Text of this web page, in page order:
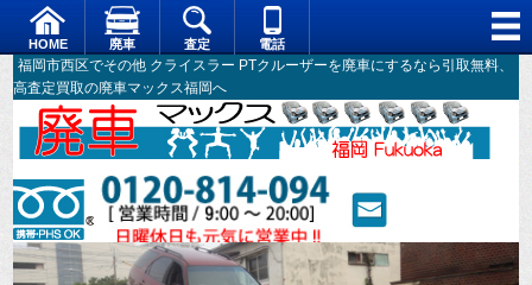
福岡市西区でその他 クライスラー PTクルーザーを廃車にするなら引取無料、
高査定買取の廃車マックス福岡へ
HOME 廃車 査定 電話